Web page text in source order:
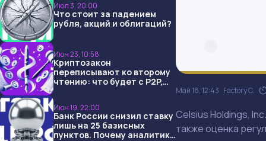
Июл 3, 20:00
Что стоит за падением
рубля, акций и облигаций?
Июн 23, 10:58
Криптозакон
переписывают ко второму
чтению: что будет с P2P,
Июн 19, 22:00
Банк России снизил ставку
лишь на 25 базисных
пунктов. Почему аналитики
Май 18, 12:43 Factory C.
Celsius Holdings,
также оценка